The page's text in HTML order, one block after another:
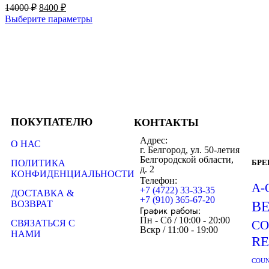
14000₽ 8400 ₽
Выберите параметры
ПОКУПАТЕЛЮ
О НАС
ПОЛИТИКА
КОНФИДЕНЦИАЛЬНОСТИ
ДОСТАВКА &
ВОЗВРАТ
СВЯЗАТЬСЯ С
НАМИ
КОНТАКТЫ
Адрес:
г. Белгород, ул. 50-летия
Белгородской области,
д. 2
Телефон:
+7 (4722) 33-33-35
+7 (910) 365-67-20
График работы:
Пн - Сб / 10:00 - 20:00
Вскр / 11:00 - 19:00
A-